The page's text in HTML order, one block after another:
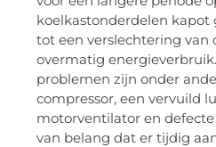
koelkastonderdelen kapot
tot een verslechtering van
overmatig
problemen zijn onder
compressor, een vervuild
motorventilator en
van belang dat er tijdig